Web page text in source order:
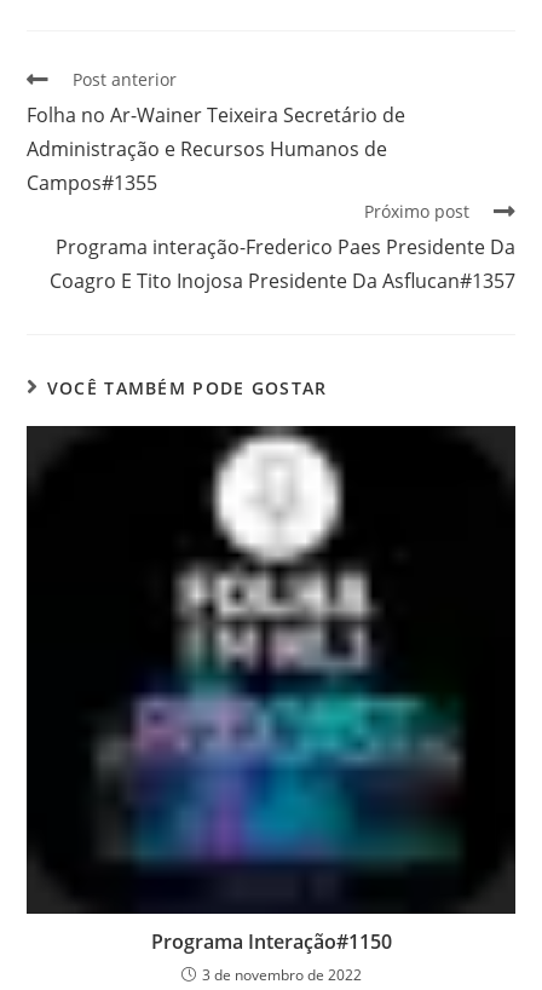
Post anterior
Folha no Ar-Wainer Teixeira Secretário de
Administração e Recursos Humanos de
Campos#1355
Próximo post
Programa interação-Frederico Paes Presidente Da
Coagro E Tito Inojosa Presidente Da Asflucan#1357
VOCÊ TAMBÉM PODE GOSTAR
Programa Interação#1150
3 de novembro de 2022